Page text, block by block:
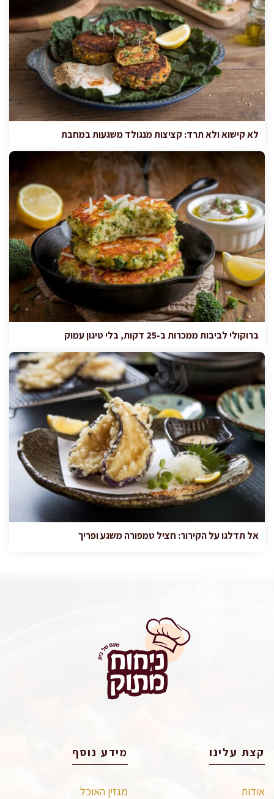
לא קישוא ולא תרד: קציצות מנגולד משגעות במחבת
ברוקולי לביבות ממכרות ב-25 דקות, בלי טיגון עמוק
אל תדלגו על הקירור: חציל טמפורה משגע ופריך
קצת עלינו
אודות
מידע נוסף
מגזין האוכל